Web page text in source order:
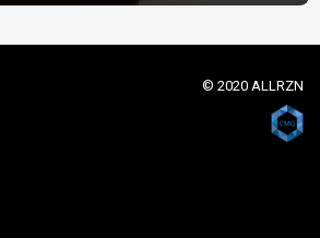
© 2020 ALLRZN